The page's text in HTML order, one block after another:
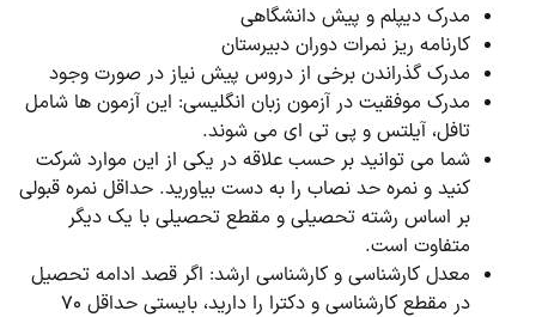
مدرک دیپلم و پیش دانشگاهی
کارنامه ریز نمرات دوران دبیرستان
مدرک گذراندن برخی از دروس پیش نیاز در صورت وجود
مدرک موفقیت در آزمون زبان انگلیسی: این آزمون ها شامل
تافل، آیلتس و پی تی ای می شوند.
شما می توانید بر حسب علاقه در یکی از این موارد شرکت
کنید و نمره حد نصاب را به دست بیاورید. حداقل نمره قبولی
بر اساس رشته تحصیلی و مقطع تحصیلی با یک دیگر
متفاوت است.
معدل کارشناسی و کارشناسی ارشد: اگر قصد ادامه تحصیل
در مقطع کارشناسی و دکترا را دارید، بایستی حداقل ۷۰